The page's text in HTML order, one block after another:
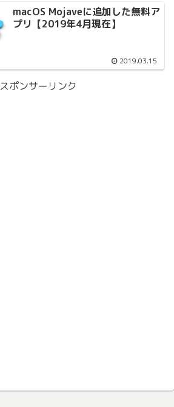
macOS Mojaveに追加した無料ア
プリ【2019年4月現在】
2019.03.15
スポンサーリンク